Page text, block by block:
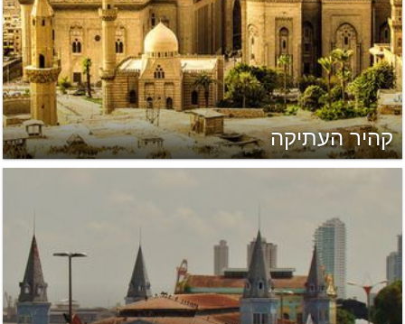
קהיר העתיקה